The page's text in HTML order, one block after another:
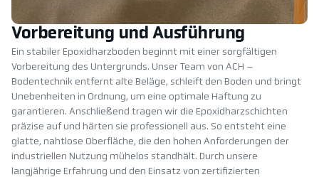
Vorbereitung und Ausführung
Ein stabiler Epoxidharzboden beginnt mit einer sorgfältigen
Vorbereitung des Untergrunds. Unser Team von ACH –
Bodentechnik entfernt alte Beläge, schleift den Boden und bringt
Unebenheiten in Ordnung, um eine optimale Haftung zu
garantieren. Anschließend tragen wir die Epoxidharzschichten
präzise auf und härten sie professionell aus. So entsteht eine
glatte, nahtlose Oberfläche, die den hohen Anforderungen der
industriellen Nutzung mühelos standhält. Durch unsere
langjährige Erfahrung und den Einsatz von zertifizierten